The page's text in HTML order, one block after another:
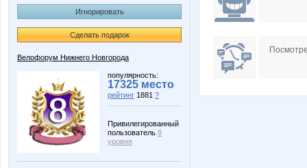
Игнорировать
Сделать подарок
Велофорум Нижнего Новгорода
популярность:
17325 место
рейтинг 1881 ?
Привилегированный
пользователь 8
уровня